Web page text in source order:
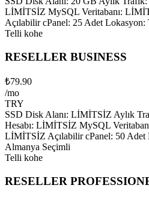
LİMİTSİZ MySQL Veritabanı:
Açılabilir cPanel: 25 Adet
Telli kohe
RESELLER BUSINESS
₺79.90
/mo
TRY
SSD Disk Alanı: LİMİTSİZ Aylık
Hesabı: LİMİTSİZ MySQL
LİMİTSİZ Açılabilir cPanel: 50 Adet
Almanya Seçimli
Telli kohe
RESELLER